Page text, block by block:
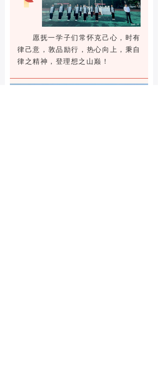
愿抚一学子们常怀克己心，时有
律己意，敦品励行，热心向上，秉自
律之精神，登理想之山巅！